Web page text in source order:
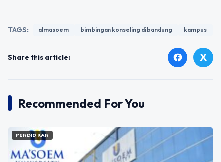
TAGS: almasoem bimbingan konseling di bandung kampus
Share this article: facebook X
Recommended For You
PENDIDIKAN